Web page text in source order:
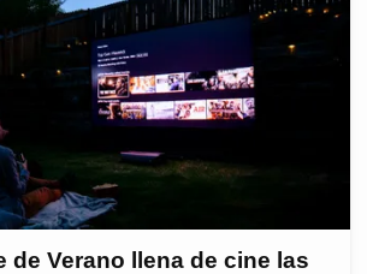
de Verano llena de cine las